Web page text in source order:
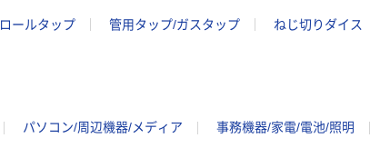
ロールタップ 管用タップ/ガスタップ ねじ切りダイス
パソコン/周辺機器/メディア 事務機器/家電/電池/照明